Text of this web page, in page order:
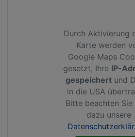
Durch Aktivierung
Karte werden
Google Maps
gesetzt, Ihre IP-
gespeichert und
in die USA
Bitte beachten Sie
dazu unsere